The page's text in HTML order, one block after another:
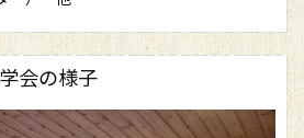
会の様子